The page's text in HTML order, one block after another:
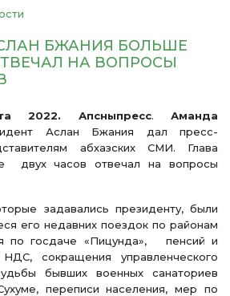
БЖАНИЯ БОЛЬШЕ
НА ВОПРОСЫ
2022. Апсныпресс.Аманда
Аслан Бжания дал пресс-
абхазских СМИ. Глава
двух часов отвечал на вопросы
задавались президенту, были
его недавних поездок по районам
по госдаче «Пицунда», пенсий и
сокращения управленческого
бывших военных санаториев
переписи населения, мер по